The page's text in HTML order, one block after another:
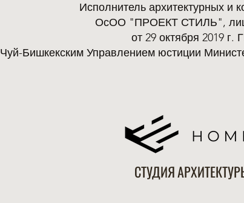
Исполнитель архитектурных и
ОсОО "ПРОЕКТ СТИЛЬ",
от 29 октября 2019
Чуй-Бишкекским Управлением юстиции
СТУДИЯ